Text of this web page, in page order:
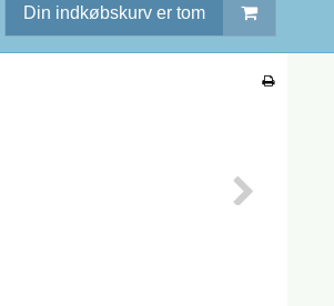
Din indkøbskurv er tom